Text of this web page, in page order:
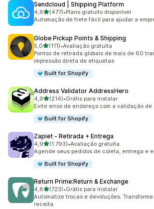
Sendcloud | Shipping Platform
4,6de 5 estrelas
(477)
477 avaliações ao todo
•Plano gratuito disponível
Automação de frete fácil para ajudar a
Globe Pickup Points & Shipping
5,0de 5 estrelas
(111)
111 avaliações ao todo
•Avaliação gratuita
Pontos de retirada globais de mais de 60
impressão direta de etiquetas
Built for Shopify
Address Validator AddressHero
4,9de 5 estrelas
(214)
214 avaliações ao todo
•Grátis para instalar
Evite erros de endereço com a validação
Built for Shopify
Zapiet ‑ Retirada + Entrega
4,9de 5 estrelas
(1.793)
1793 avaliações ao todo
•Avaliação gratuita
Agende seus pedidos de coleta, entrega e
Built for Shopify
Return Prime:Return & Exchange
4,8de 5 estrelas
(723)
723 avaliações ao todo
•Grátis para instalar
Automatize trocas e devoluções. Transforme
receita.